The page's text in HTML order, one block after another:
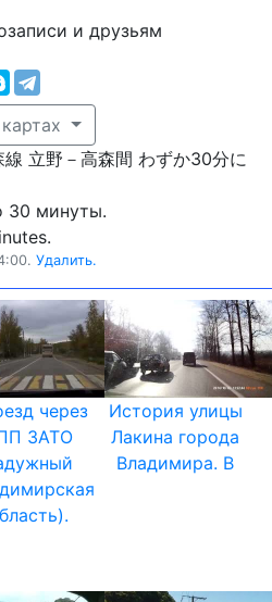
и друзьям
立野－高森間 わずか30分に
30 минуты.
Удалить.
через
ЗАТО
История улицы
Лакина города
Владимира. В